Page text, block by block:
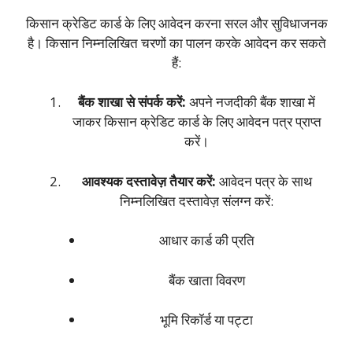
किसान क्रेडिट कार्ड के लिए आवेदन करना सरल और सुविधाजनक
है। किसान निम्नलिखित चरणों का पालन करके आवेदन कर सकते
हैं:
बैंक शाखा से संपर्क करें: अपने नजदीकी बैंक शाखा में
जाकर किसान क्रेडिट कार्ड के लिए आवेदन पत्र प्राप्त
करें।
आवश्यक दस्तावेज़ तैयार करें: आवेदन पत्र के साथ
निम्नलिखित दस्तावेज़ संलग्न करें:
आधार कार्ड की प्रति
बैंक खाता विवरण
भूमि रिकॉर्ड या पट्टा